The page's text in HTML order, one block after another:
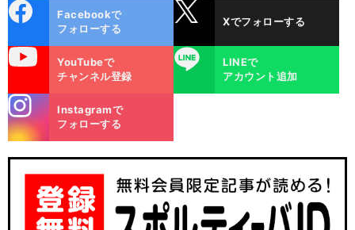
ok
Facebookで
フォローする
Xでフォローする
YouTubeで
チャンネル登録
LINE
LINEで
アカウント追加
m
Instagramで
フォローする